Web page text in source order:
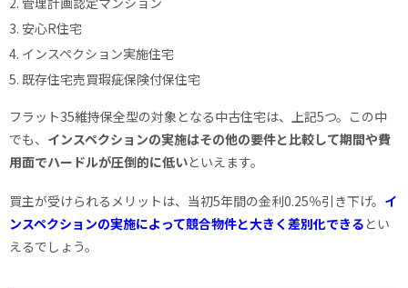
安心R住宅
インスペクション実施住宅
既存住宅売買瑕疵保険付保住宅
フラット35維持保全型の対象となる中古住宅は、上記5つ。この中
でも、 インスペクションの実施はその他の要件と比較して期間や費
用面でハードルが圧倒的に低いといえます。
買主が受けられるメリットは、当初5年間の金利0.25％引き下げ。 イ
ンスペクションの実施によって競合物件と大きく差別化できる とい
えるでしょう。